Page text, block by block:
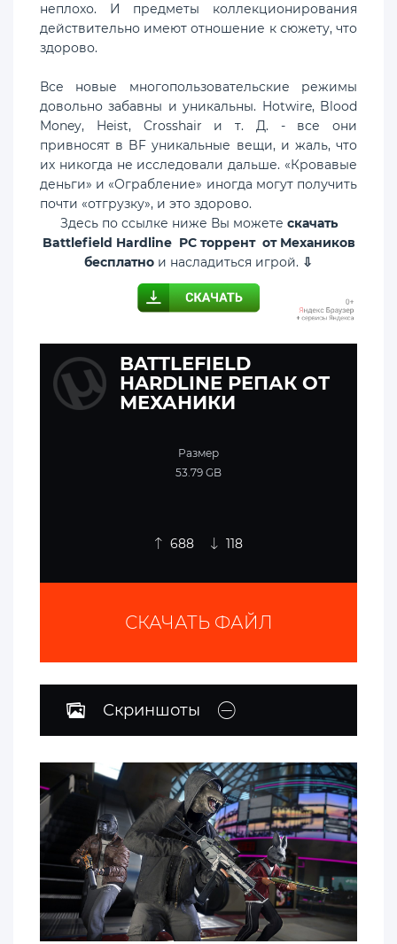
неплохо. И предметы коллекционирования
действительно имеют отношение к сюжету, что
здорово.
Все новые многопользовательские режимы
довольно забавны и уникальны. Hotwire, Blood
Money, Heist, Crosshair и т. Д. - все они
привносят в BF уникальные вещи, и жаль, что
их никогда не исследовали дальше. «Кровавые
деньги» и «Ограбление» иногда могут получить
почти «отгрузку», и это здорово.
Здесь по ссылке ниже Вы можете скачать
Battlefield Hardline PC торрент от Механиков
бесплатно и насладиться игрой. ⇩
BATTLEFIELD
HARDLINE РЕПАК ОТ
МЕХАНИКИ
Размер
53.79 GB
688 118
СКАЧАТЬ ФАЙЛ
Скриншоты